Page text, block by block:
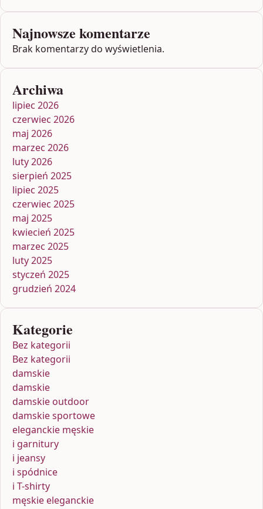
Najnowsze komentarze
Brak komentarzy do wyświetlenia.
Archiwa
lipiec 2026
czerwiec 2026
maj 2026
marzec 2026
luty 2026
sierpień 2025
lipiec 2025
czerwiec 2025
maj 2025
kwiecień 2025
marzec 2025
luty 2025
styczeń 2025
grudzień 2024
Kategorie
Bez kategorii
Bez kategorii
damskie
damskie
damskie outdoor
damskie sportowe
eleganckie męskie
i garnitury
i jeansy
i spódnice
i T-shirty
męskie eleganckie